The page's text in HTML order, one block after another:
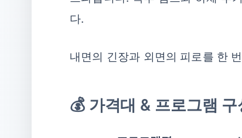
다.
내면의 긴장과 외면의 피로를 한
💰 가격대 & 프로그램 구